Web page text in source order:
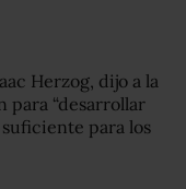
Herzog, dijo a la
para “desarrollar
suficiente para los